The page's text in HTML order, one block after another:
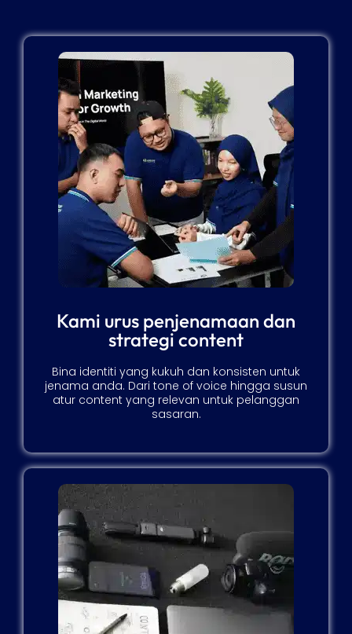
Kami urus penjenamaan dan
strategi content
Bina identiti yang kukuh dan konsisten untuk
jenama anda. Dari tone of voice hingga susun
atur content yang relevan untuk pelanggan
sasaran.